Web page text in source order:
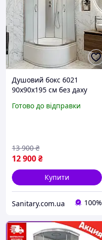
Душовий бокс 6021
90x90х195 см без даху
стінками матове скло на
Готово до відправки
12 900₴
13 900 ₴
Купити
Sanitary.com.ua 100%